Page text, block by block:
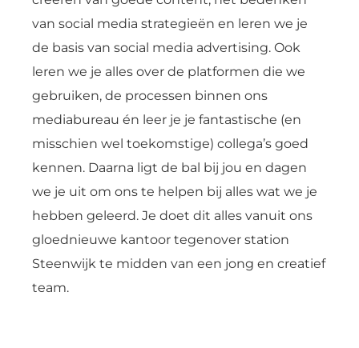
van social media strategieën en leren we je
de basis van social media advertising. Ook
leren we je alles over de platformen die we
gebruiken, de processen binnen ons
mediabureau én leer je je fantastische (en
misschien wel toekomstige) collega’s goed
kennen. Daarna ligt de bal bij jou en dagen
we je uit om ons te helpen bij alles wat we je
hebben geleerd. Je doet dit alles vanuit ons
gloednieuwe kantoor tegenover station
Steenwijk te midden van een jong en creatief
team.